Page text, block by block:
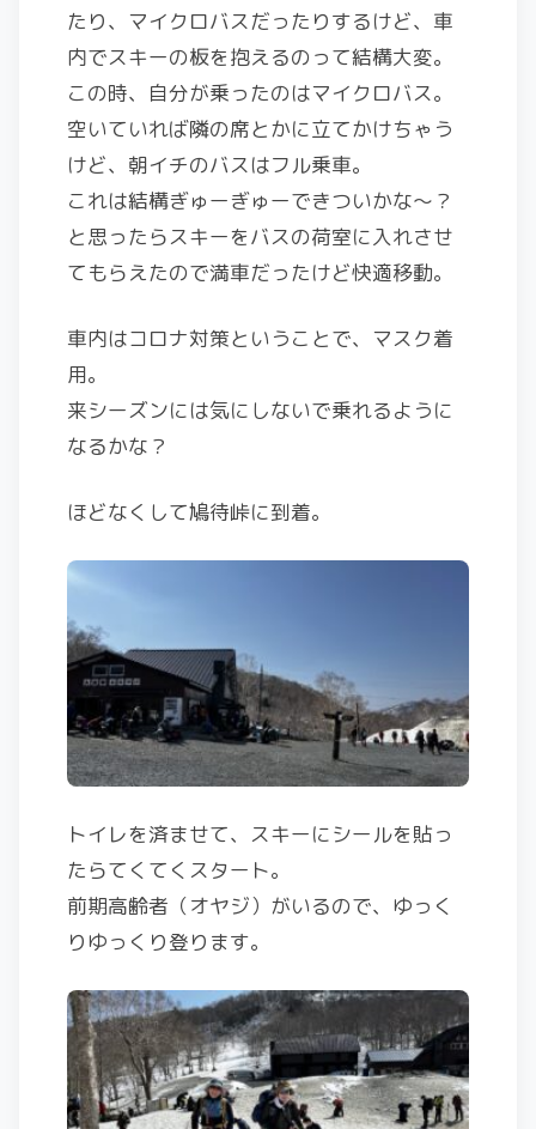
たり、マイクロバスだったりするけど、車
内でスキーの板を抱えるのって結構大変。
この時、自分が乗ったのはマイクロバス。
空いていれば隣の席とかに立てかけちゃう
けど、朝イチのバスはフル乗車。
これは結構ぎゅーぎゅーできついかな〜？
と思ったらスキーをバスの荷室に入れさせ
てもらえたので満車だったけど快適移動。
車内はコロナ対策ということで、マスク着
用。
来シーズンには気にしないで乗れるように
なるかな？
ほどなくして鳩待峠に到着。
トイレを済ませて、スキーにシールを貼っ
たらてくてくスタート。
前期高齢者（オヤジ）がいるので、ゆっく
りゆっくり登ります。